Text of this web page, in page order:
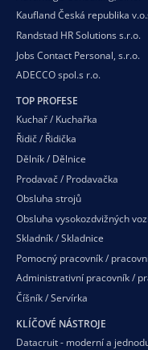
Kaufland Česká republika
Randstad HR Solutions s.r.o.
Jobs Contact Personal, s.r.o.
ADECCO spol.s r.o.
TOP PROFESE
Kuchař / Kuchařka
Řidič / Řidička
Dělník / Dělnice
Prodavač / Prodavačka
Obsluha strojů
Obsluha vysokozdvižných
Skladník / Skladnice
Pomocný pracovník /
Administrativní pracovník /
Číšník / Servírka
KLÍČOVÉ NÁSTROJE
Datacruit - moderní a